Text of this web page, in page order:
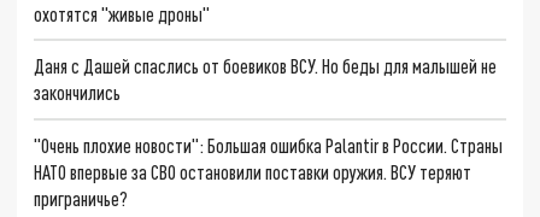
охотятся "живые дроны"
Даня с Дашей спаслись от боевиков ВСУ. Но беды для малышей не
закончились
"Очень плохие новости": Большая ошибка Palantir в России. Страны
НАТО впервые за СВО остановили поставки оружия. ВСУ теряют
приграничье?